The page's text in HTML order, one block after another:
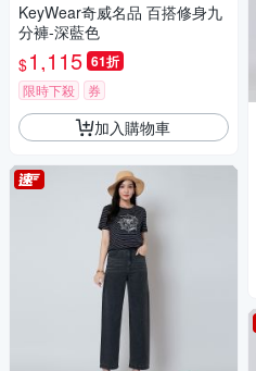
KeyWear奇威名品 百搭修身九
分褲-深藍色
$1,115 61折
限時下殺 券
加入購物車